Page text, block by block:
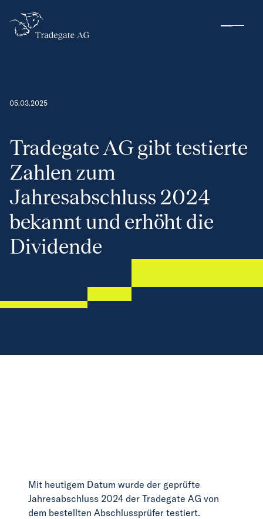
05.03.2025
Tradegate AG gibt testierte
Zahlen zum
Jahresabschluss 2024
bekannt und erhöht die
Dividende
Mit heutigem Datum wurde der geprüfte
Jahresabschluss 2024 der Tradegate AG von
dem bestellten Abschlussprüfer testiert.